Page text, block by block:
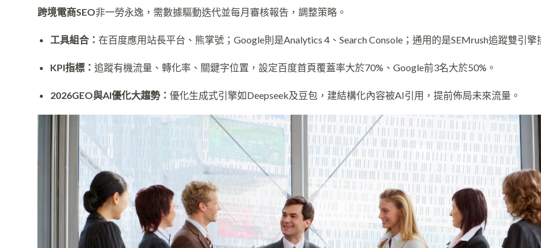
跨境電商SEO非一勞永逸，需數據驅動迭代並每月審核報告，調整策略。
工具組合： 在百度應用站長平台、熊掌號；Google則是Analytics 4、Search Console；通用的是SEMrush追蹤雙引擎
KPI指標： 追蹤有機流量、轉化率、關鍵字位置，設定百度首頁覆蓋率大於70%、Google前3名大於50%。
2026GEO與AI優化大趨勢： 優化生成式引擎如Deepseek及豆包，建結構化內容被AI引用，提前佈局未來流量。